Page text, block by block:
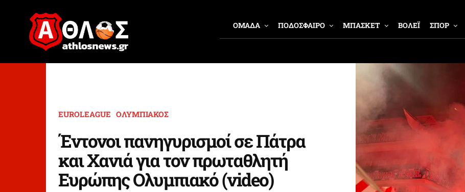
ΟΜΑΔΑ ΠΟΔΟΣΦΑΙΡΟ ΜΠΑΣΚΕΤ ΒΟΛΕΪ ΣΠΟΡ
EUROLEAGUE ΟΛΥΜΠΙΑΚΟΣ
Έντονοι πανηγυρισμοί σε Πάτρα
και Χανιά για τον πρωταθλητή
Ευρώπης Ολυμπιακό (video)